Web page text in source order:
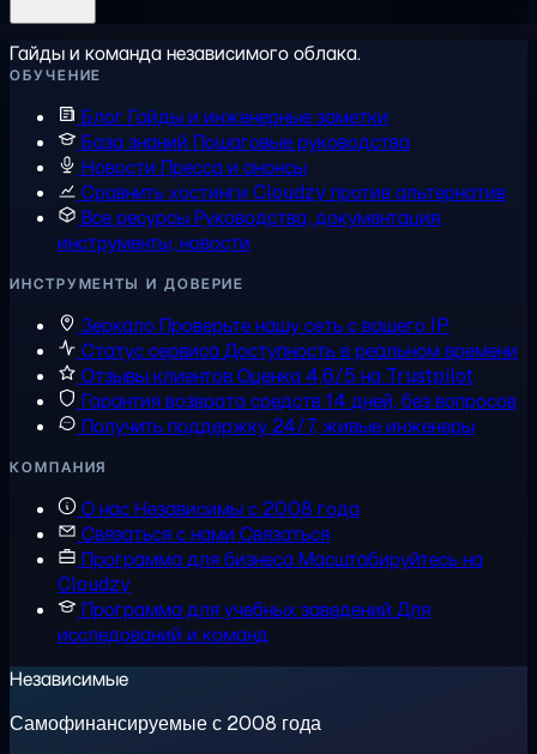
Гайды и команда независимого облака.
ОБУЧЕНИЕ
Блог Гайды и инженерные заметки
База знаний Пошаговые руководства
Новости Пресса и анонсы
Сравнить хостинги Cloudzy против альтернатив
Все ресурсыРуководства, документация,
инструменты, новости
ИНСТРУМЕНТЫ И ДОВЕРИЕ
Зеркало Проверьте нашу сеть с вашего IP
Статус сервисаДоступность в реальном времени
Отзывы клиентовОценка 4,6/5 на Trustpilot
Гарантия возврата средств14 дней, без вопросов
Получить поддержку 24/7, живые инженеры
КОМПАНИЯ
О насНезависимы с 2008 года
Связаться с нами Связаться
Программа для бизнесаМасштабируйтесь на
Cloudzy
Программа для учебных заведений Для
исследований и команд
Независимые
Самофинансируемые с 2008 года